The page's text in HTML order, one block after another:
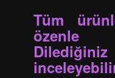
Tüm
özenle